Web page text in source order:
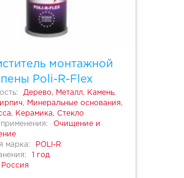
монтажной
пены Poli-R-Flex
Дерево, Металл, Камень,
Минеральные основания,
Керамика, Стекло
Очищение и
марка:
POLI-R
1 год
Россия